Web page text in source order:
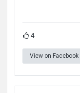
4
View on Facebook